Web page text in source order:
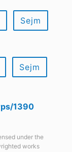
Sejm
Sejm
1390
under the
works